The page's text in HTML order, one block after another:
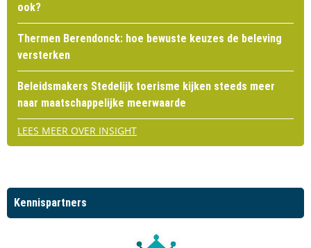
ook?
Thermen Berendonck: hoe bewuste keuzes de beleving
versterken
Beleidsmakers Stedelijk toerisme kijken steeds meer
naar maatschappelijke meerwaarde
LEES MEER OVER INSIGHT
Kennispartners